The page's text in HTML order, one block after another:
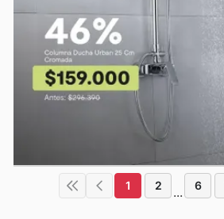
1 2 ... 6